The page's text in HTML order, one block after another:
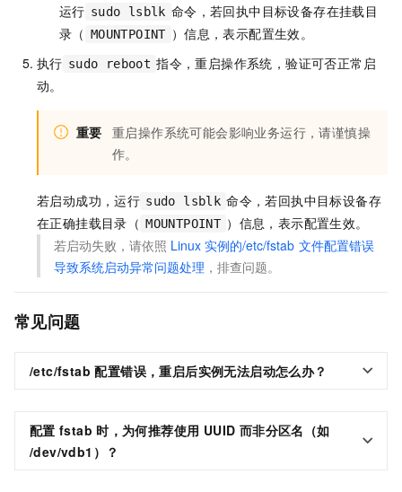
运行 sudo lsblk 命令，若回执中目标设备存在挂载目
录（ MOUNTPOINT ）信息，表示配置生效。
执行 sudo reboot 指令，重启操作系统，验证可否正常启
动。
重要 重启操作系统可能会影响业务运行，请谨慎操
作。
若启动成功，运行 sudo lsblk 命令，若回执中目标设备存
在正确挂载目录（ MOUNTPOINT ）信息，表示配置生效。
若启动失败，请依照 Linux 实例的/etc/fstab 文件配置错误
导致系统启动异常问题处理 ，排查问题。
常见问题
/etc/fstab 配置错误，重启后实例无法启动怎么办？
配置 fstab 时，为何推荐使用 UUID 而非分区名（如
/dev/vdb1）？